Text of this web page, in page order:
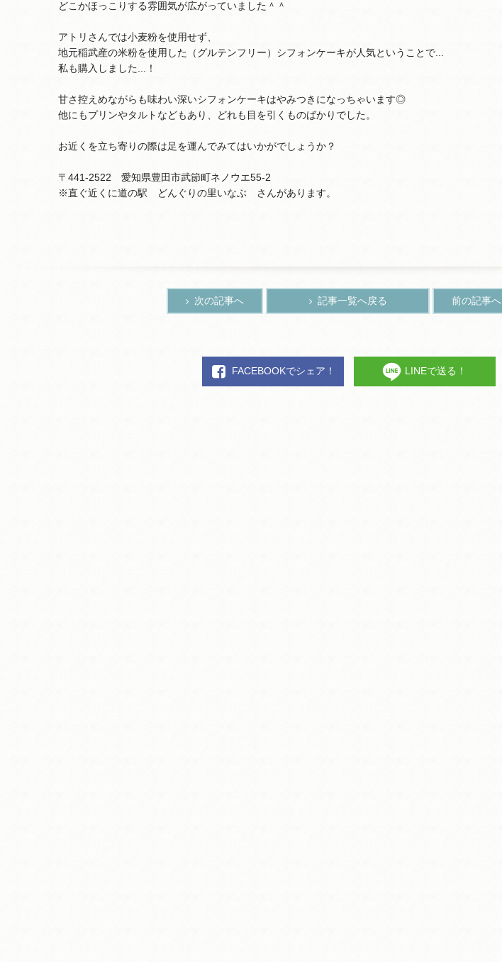
どこかほっこりする雰囲気が広がっていました＾＾
アトリさんでは小麦粉を使用せず、
地元稲武産の米粉を使用した（グルテンフリー）シフォンケーキが人気ということで...
私も購入しました...！
甘さ控えめながらも味わい深いシフォンケーキはやみつきになっちゃいます◎
他にもプリンやタルトなどもあり、どれも目を引くものばかりでした。
お近くを立ち寄りの際は足を運んでみてはいかがでしょうか？
〒441-2522 愛知県豊田市武節町ネノウエ55-2
※直ぐ近くに道の駅 どんぐりの里いなぶ さんがあります。
次の記事へ 記事一覧へ戻る 前の記事へ
FACEBOOKでシェア！ LINEで送る！